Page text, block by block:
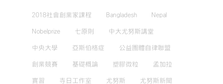
2018社會創業家課程 Bangladesh Nepal
Nobelprize 七原則 中大尤努斯講堂
中央大學 亞斯伯格症 公益團體自律聯盟
創業競賽 基礎概論 塑膠微粒 孟加拉
實習 寺日工作室 尤努斯 尤努斯新聞